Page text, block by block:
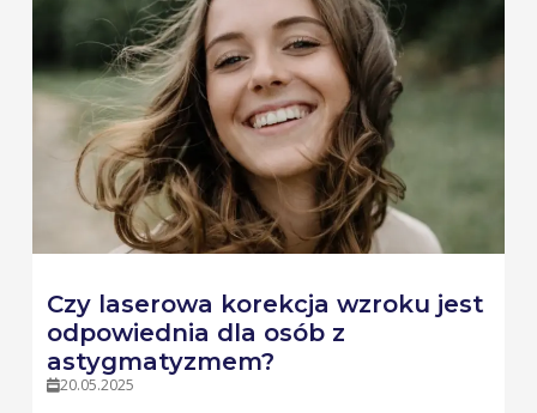
Czy laserowa korekcja wzroku jest
odpowiednia dla osób z
astygmatyzmem?
20.05.2025